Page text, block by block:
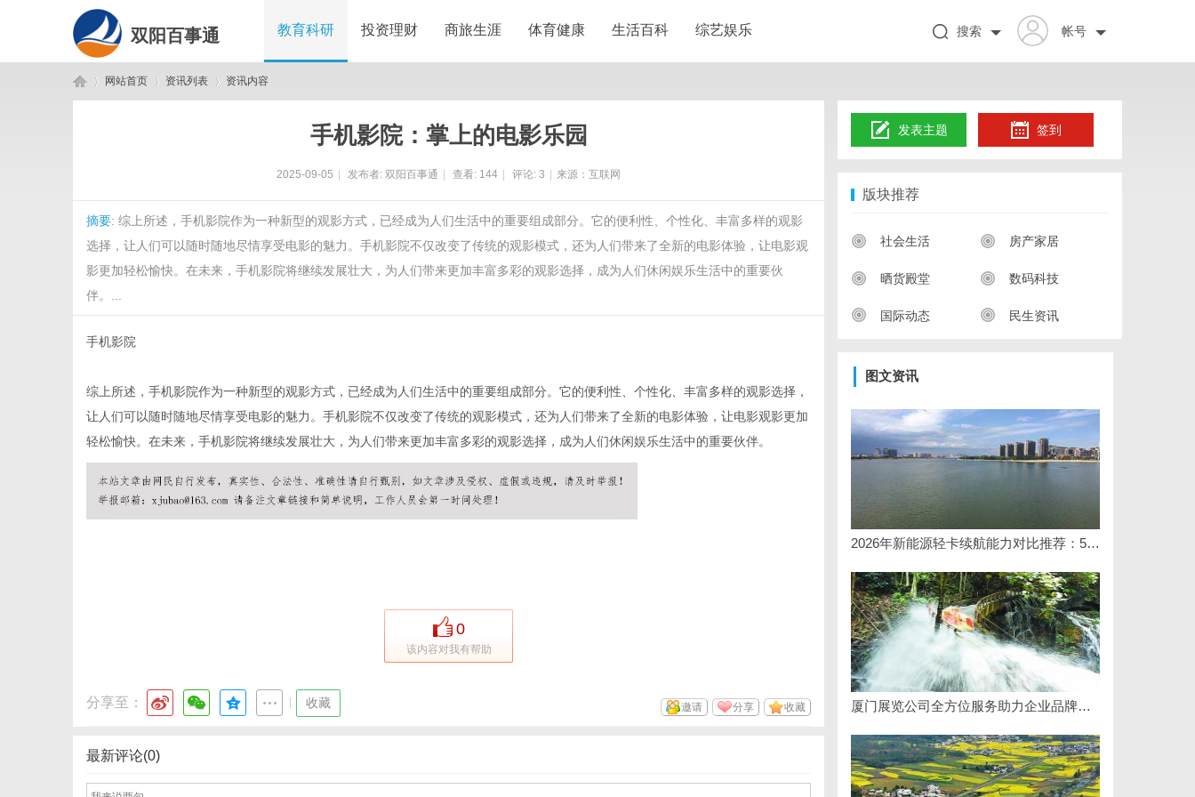
双阳百事通 教育科研 投资理财 商旅生涯 体育健康 生活百科 综艺娱乐 帐号
搜索
网站首页 资讯列表 资讯内容
手机影院：掌上的电影乐园
2025-09-05 发布者: 双阳百事通 查看: 144 评论: 3 来源：互联网
摘要: 综上所述，手机影院作为一种新型的观影方式，已经成为人们生活中的重要组成部分。它的便利性、个性化、丰富多样的观影
选择，让人们可以随时随地尽情享受电影的魅力。手机影院不仅改变了传统的观影模式，还为人们带来了全新的电影体验，让电影观
影更加轻松愉快。在未来，手机影院将继续发展壮大，为人们带来更加丰富多彩的观影选择，成为人们休闲娱乐生活中的重要伙
伴。...
手机影院
综上所述，手机影院作为一种新型的观影方式，已经成为人们生活中的重要组成部分。它的便利性、个性化、丰富多样的观影选择，
让人们可以随时随地尽情享受电影的魅力。手机影院不仅改变了传统的观影模式，还为人们带来了全新的电影体验，让电影观影更加
轻松愉快。在未来，手机影院将继续发展壮大，为人们带来更加丰富多彩的观影选择，成为人们休闲娱乐生活中的重要伙伴。
0
该内容对我有帮助
分享至： 收藏 收藏
分享
邀请
最新评论(0)
发表主题 签到
版块推荐
社会生活 房产家居
晒货殿堂 数码科技
国际动态 民生资讯
图文资讯
2026年新能源轻卡续航能力对比推荐：5大主流平台三维解析
厦门展览公司全方位服务助力企业品牌打造与市场开拓